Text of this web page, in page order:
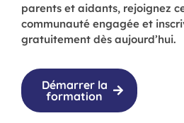
parents et aidants, rejoignez
communauté engagée et
gratuitement dès aujourd’hui.
Démarrer la
formation